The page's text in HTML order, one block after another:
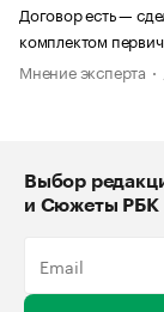
Договор есть —
комплектом
Мнение эксперта
Выбор
и Сюжеты РБК